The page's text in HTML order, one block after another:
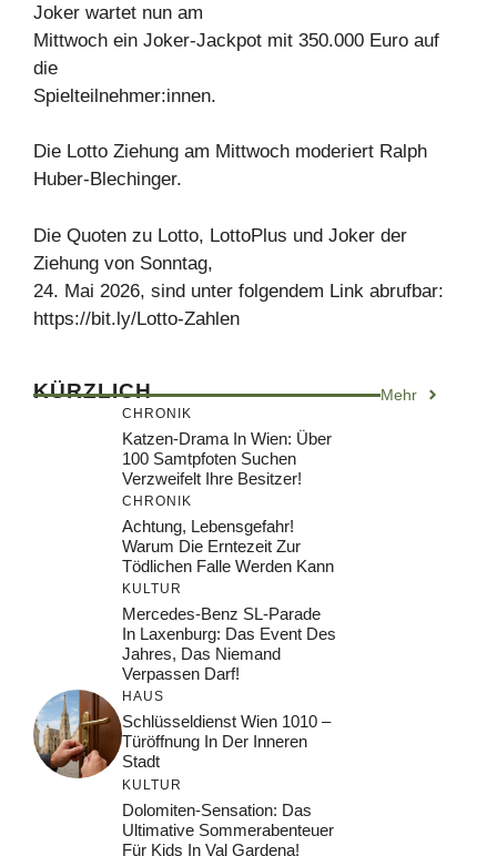
Joker wartet nun am
Mittwoch ein Joker-Jackpot mit 350.000 Euro auf
die
Spielteilnehmer:innen.
Die Lotto Ziehung am Mittwoch moderiert Ralph
Huber-Blechinger.
Die Quoten zu Lotto, LottoPlus und Joker der
Ziehung von Sonntag,
24. Mai 2026, sind unter folgendem Link abrufbar:
https://bit.ly/Lotto-Zahlen
KÜRZLICH Mehr
CHRONIK
Katzen-Drama In Wien: Über
100 Samtpfoten Suchen
Verzweifelt Ihre Besitzer!
CHRONIK
Achtung, Lebensgefahr!
Warum Die Erntezeit Zur
Tödlichen Falle Werden Kann
KULTUR
Mercedes-Benz SL-Parade
In Laxenburg: Das Event Des
Jahres, Das Niemand
Verpassen Darf!
HAUS
Schlüsseldienst Wien 1010 –
Türöffnung In Der Inneren
Stadt
KULTUR
Dolomiten-Sensation: Das
Ultimative Sommerabenteuer
Für Kids In Val Gardena!